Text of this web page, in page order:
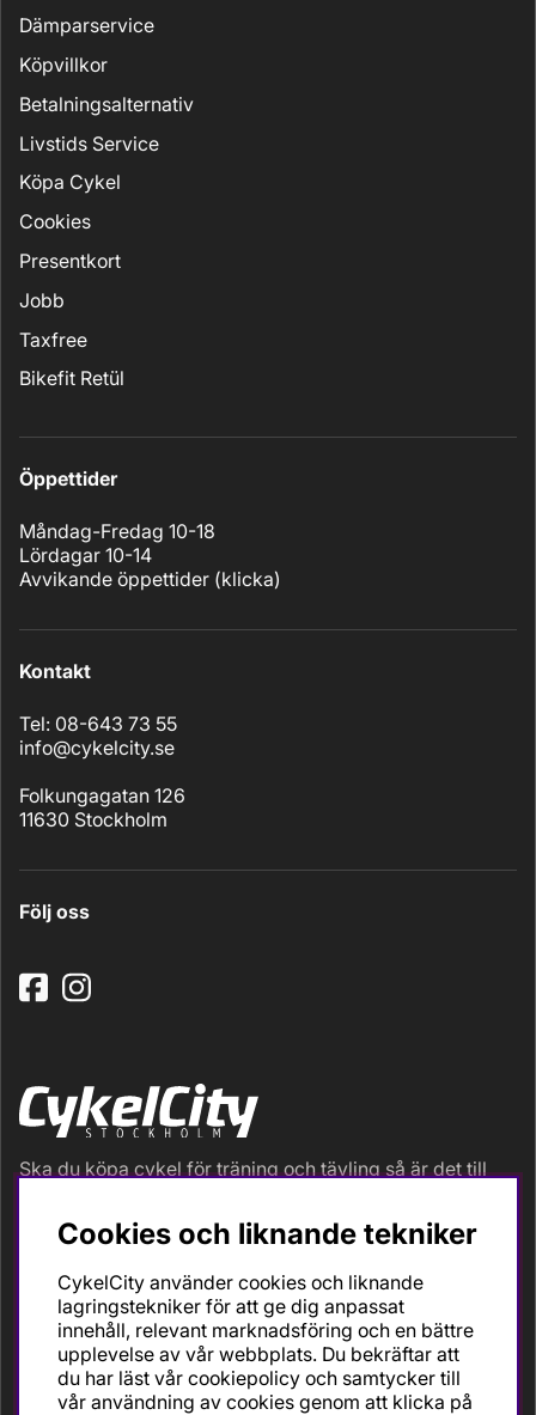
Dämparservice
Köpvillkor
Betalningsalternativ
Livstids Service
Köpa Cykel
Cookies
Presentkort
Jobb
Taxfree
Bikefit Retül
Öppettider
Måndag-Fredag 10-18
Lördagar 10-14
Avvikande öppettider (klicka)
Kontakt
Tel: 08-643 73 55
info@cykelcity.se
Folkungagatan 126
11630 Stockholm
Följ oss
Ska du köpa cykel för träning och tävling så är det till
Vi är en mycket personlig cykelaffär med hög
servicegrad och alla vi som jobbar är inbitna cyklister
och dess produkter. Gör din bästa cykelaffär på
CykelCity!
Cookies och liknande tekniker
CykelCity använder cookies och liknande
lagringstekniker för att ge dig anpassat
innehåll, relevant marknadsföring och en bättre
upplevelse av vår webbplats. Du bekräftar att
du har läst vår cookiepolicy och samtycker till
vår användning av cookies genom att klicka på